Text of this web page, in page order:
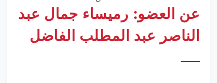
عن العضو: رميساء جمال عبد
الناصر عبد المطلب الفاضل